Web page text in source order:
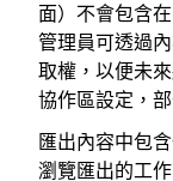
面）不會包含
管理員可透過
取權，以便未
協作區設定，
匯出內容中包
瀏覽匯出的工